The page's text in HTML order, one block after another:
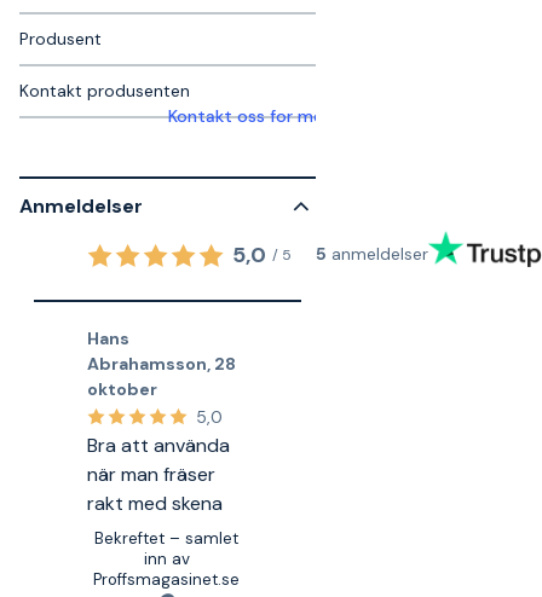
Produsent
Kontakt produsenten
Kontakt oss for mer informasjon
Anmeldelser
5,0 / 5 5 anmeldelser
Hans
Abrahamsson 28
oktober
5,0
Bra att använda
när man fräser
rakt med skena
Bekreftet – samlet
inn av
Proffsmagasinet.se